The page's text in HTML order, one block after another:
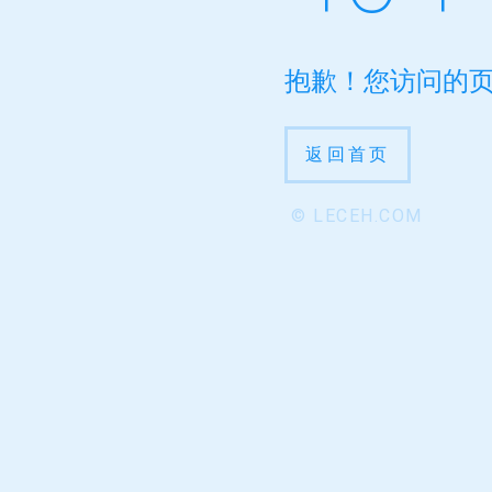
抱歉！您访问的
返回首页
© LECEH.COM